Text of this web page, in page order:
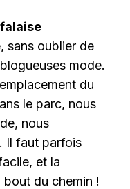
falaise
sans oublier de
mode.
du
le parc, nous
nous
Il faut parfois
et la
du chemin !